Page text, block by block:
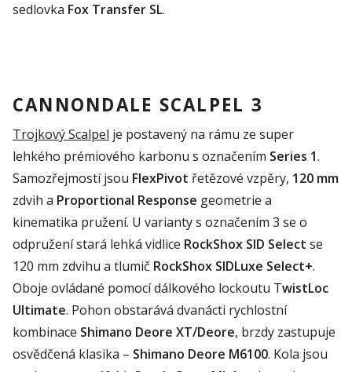
sedlovka Fox Transfer SL.
CANNONDALE SCALPEL 3
TrojkovýScalpel je postavený na rámu ze super
lehkého prémiového karbonu s označením Series 1.
Samozřejmostí jsou FlexPivot řetězové vzpěry, 120 mm
zdvih a Proportional Response geometrie a
kinematika pružení. U varianty s označením 3 se o
odpružení stará lehká vidlice RockShox SID Select se
120 mm zdvihu a tlumič RockShox SIDLuxe Select+.
Oboje ovládané pomocí dálkového lockoutu TwistLoc
Ultimate. Pohon obstarává dvanácti rychlostní
kombinace Shimano Deore XT/Deore, brzdy zastupuje
osvědčená klasika – Shimano Deore M6100. Kola jsou